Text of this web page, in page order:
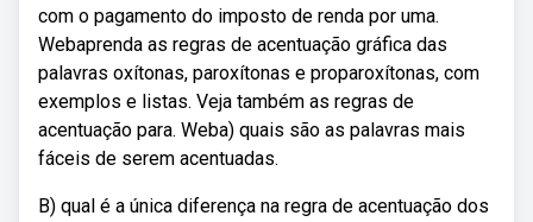
com o pagamento do imposto de renda por uma.
Webaprenda as regras de acentuação gráfica das
palavras oxítonas, paroxítonas e proparoxítonas, com
exemplos e listas. Veja também as regras de
acentuação para. Weba) quais são as palavras mais
fáceis de serem acentuadas.
B) qual é a única diferença na regra de acentuação dos